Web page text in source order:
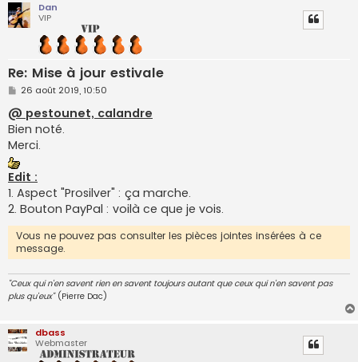
Dan
VIP
Re: Mise à jour estivale
M
s
s
a
g
e
26 août 2019, 10:50
@ pestounet, calandre
Bien noté.
Merci.
Edit :
1. Aspect "Prosilver" : ça marche.
2. Bouton PayPal : voilà ce que je vois.
Vous ne pouvez pas consulter les pièces jointes insérées à ce
message.
"Ceux qui n'en savent rien en savent toujours autant que ceux qui n'en savent pas
plus qu'eux"(Pierre Dac)
dbass
Webmaster